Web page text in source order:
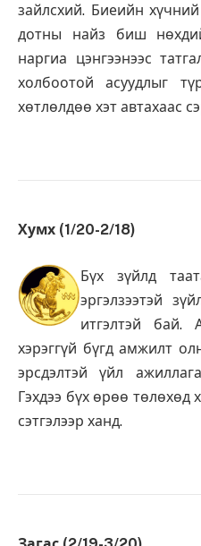
зайлсхий. Биеийн
дотны найз биш
наргиа цэнгээнээс
холбоотой асуудлыг
хөтлөлдөө хэт автахаас
Хумх (1/20-2/18)
Бүх зүйлд
эргэлзээтэй
итгэлтэй бай.
хэрэггүй бүгд амжилт
эрсдэлтэй үйл
Гэхдээ бүх өрөө төлөхөд
сэтгэлээр ханд.